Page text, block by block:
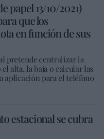
papel 13/10/2021)
que los
en función de sus
pretende centralizar la
alta, la baja o calcular las
aplicación para el teléfono
estacional se cubra